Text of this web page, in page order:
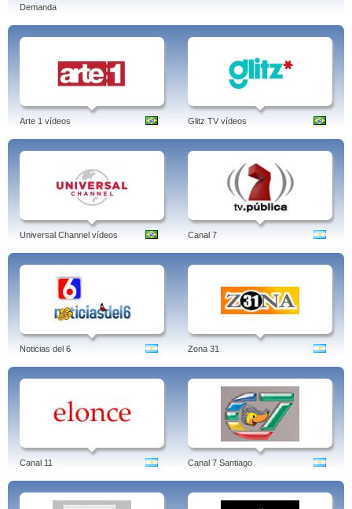
Demanda
Arte 1 vídeos Glitz TV vídeos
Universal Channel vídeos Canal 7
Noticias del 6 Zona 31
Canal 11 Canal 7 Santiago